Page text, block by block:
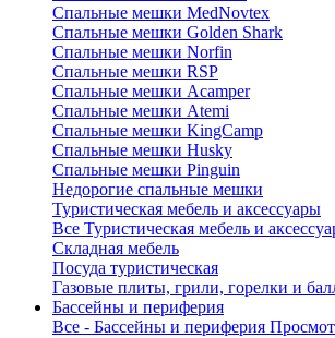
Cпальные мешки MedNovtex
Спальные мешки Golden Shark
Спальные мешки Norfin
Спальные мешки RSP
Спальные мешки Acamper
Спальные мешки Atemi
Спальные мешки KingCamp
Спальные мешки Husky
Спальные мешки Pinguin
Недорогие спальные мешки
Туристическая мебель и аксессуары
Все Туристическая мебель и
Складная мебель
Посуда туристическая
Газовые плиты, грили, горелки и
Бассейны и периферия
Все - Бассейны и периферия